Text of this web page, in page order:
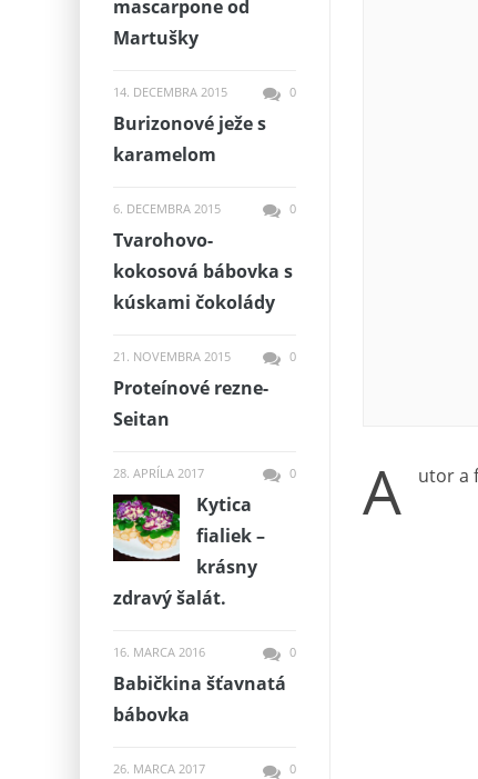
A utor a
mascarpone od
Martušky
14. DECEMBRA 2015 0
Burizonové ježe s
karamelom
6. DECEMBRA 2015 0
Tvarohovo-
kokosová bábovka s
kúskami čokolády
21. NOVEMBRA 2015 0
Proteínové rezne-
Seitan
28. APRÍLA 2017 0
Kytica
fialiek –
krásny
zdravý šalát.
16. MARCA 2016 0
Babičkina šťavnatá
bábovka
26. MARCA 2017 0